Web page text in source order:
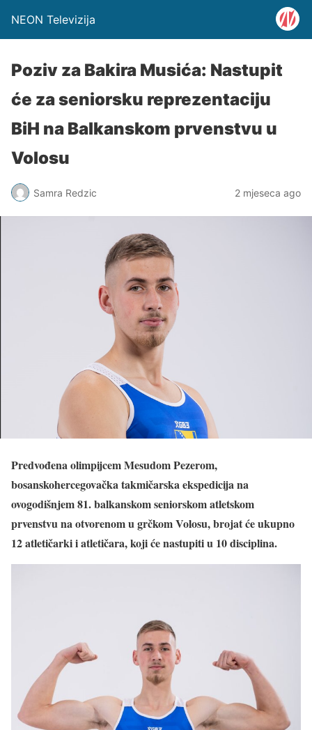
NEON Televizija
Poziv za Bakira Musića: Nastupit
će za seniorsku reprezentaciju
BiH na Balkanskom prvenstvu u
Volosu
Samra Redzic 2 mjeseca ago
Predvođena olimpijcem Mesudom Pezerom,
bosanskohercegovačka takmičarska ekspedicija na
ovogodišnjem 81. balkanskom seniorskom atletskom
prvenstvu na otvorenom u grčkom Volosu, brojat će ukupno
12 atletičarki i atletičara, koji će nastupiti u 10 disciplina.